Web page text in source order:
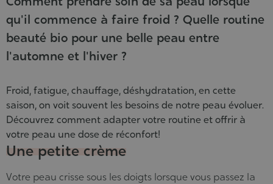
qu'il commence à faire froid ? Quelle routine
beauté bio pour une belle peau entre
l'automne et l'hiver ?
Froid, fatigue, chauffage, déshydratation, en cette
saison, on voit souvent les besoins de notre peau évoluer.
Découvrez comment adapter votre routine et offrir à
votre peau une dose de réconfort!
Une petite crème
Votre peau crisse sous les doigts lorsque vous passez la